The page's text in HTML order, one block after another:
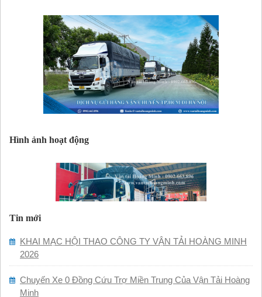
Hình ảnh hoạt động
Tin mới
KHAI MẠC HỘI THAO CÔNG TY VẬN TẢI HOÀNG MINH
2026
Chuyến Xe 0 Đồng Cứu Trợ Miền Trung Của Vận Tải Hoàng
Minh